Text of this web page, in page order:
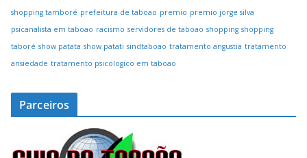
shopping tamboré prefeitura de taboao premio premio jorge silva
psicanalista em taboao racismo servidores de taboao shopping shopping
taboré show patata show patati sindtaboao tratamento angustia tratamento
ansiedade tratamento psicologico em taboao
Parceiros